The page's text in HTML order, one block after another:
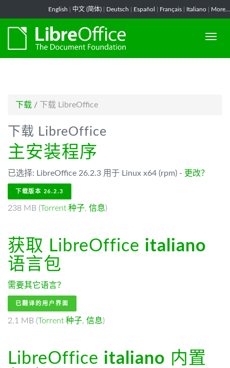
English 中文 (简体) Deutsch Español Français Italiano More...
下载 / 下载 LibreOffice
下载 LibreOffice
主安装程序
已选择: LibreOffice 26.2.3 用于 Linux x64 (rpm) - 更改？
下载版本 26.2.3
238 MB (Torrent 种子, 信息)
获取 LibreOffice italiano
语言包
需要其它语言？
已翻译的用户界面
2.1 MB (Torrent 种子, 信息)
LibreOffice italiano 内置